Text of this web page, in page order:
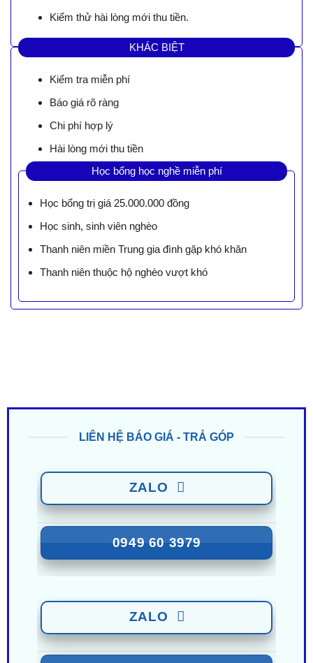
Kiểm thử hài lòng mới thu tiền.
KHÁC BIỆT
Kiểm tra miễn phí
Báo giá rõ ràng
Chi phí hợp lý
Hài lòng mới thu tiền
Học bổng học nghề miễn phí
Học bổng trị giá 25.000.000 đồng
Học sinh, sinh viên nghèo
Thanh niên miền Trung gia đình gặp khó khăn
Thanh niên thuộc hộ nghèo vượt khó
LIÊN HỆ BÁO GIÁ - TRẢ GÓP
ZALO
0949 60 3979